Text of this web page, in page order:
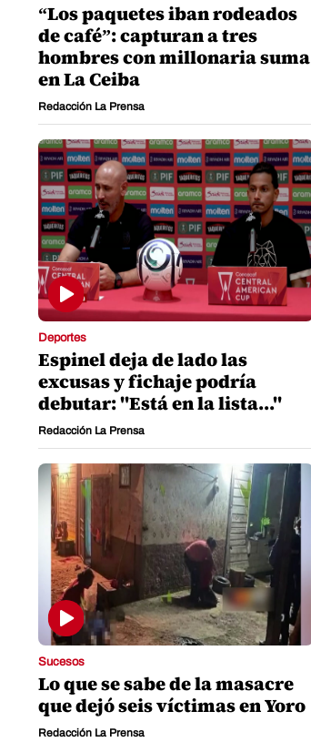
“Los paquetes iban rodeados
de café”: capturan a tres
hombres con millonaria suma
en La Ceiba
Redacción La Prensa
Deportes
Espinel deja de lado las
excusas y fichaje podría
debutar: "Está en la lista..."
Redacción La Prensa
Sucesos
Lo que se sabe de la masacre
que dejó seis víctimas en Yoro
Redacción La Prensa